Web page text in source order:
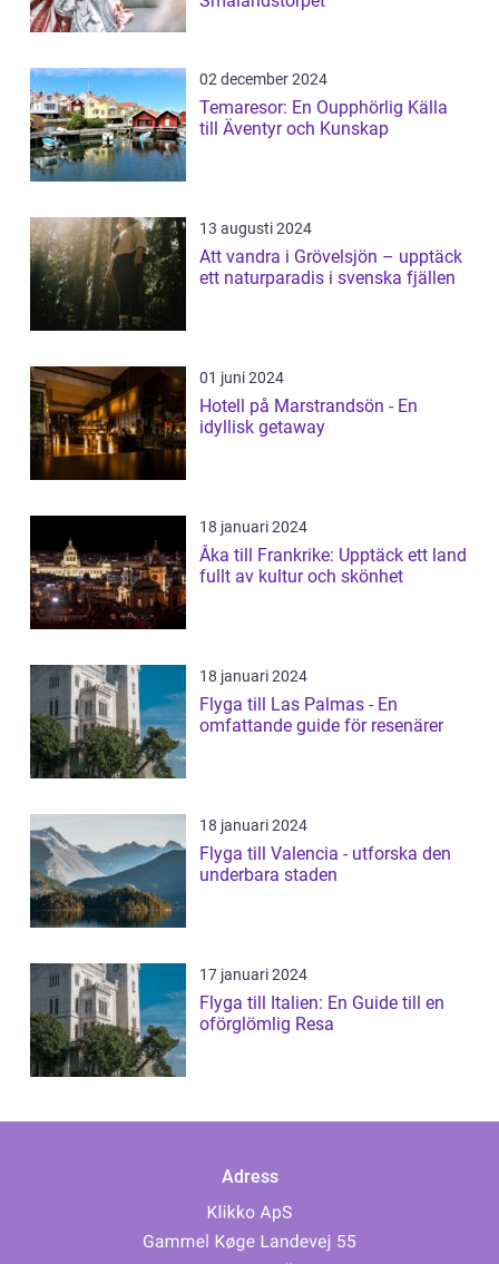
02 december 2024
Temaresor: En Oupphörlig Källa
till Äventyr och Kunskap
13 augusti 2024
Att vandra i Grövelsjön – upptäck
ett naturparadis i svenska fjällen
01 juni 2024
Hotell på Marstrandsön - En
idyllisk getaway
18 januari 2024
Åka till Frankrike: Upptäck ett land
fullt av kultur och skönhet
18 januari 2024
Flyga till Las Palmas - En
omfattande guide för resenärer
18 januari 2024
Flyga till Valencia - utforska den
underbara staden
17 januari 2024
Flyga till Italien: En Guide till en
oförglömlig Resa
Adress